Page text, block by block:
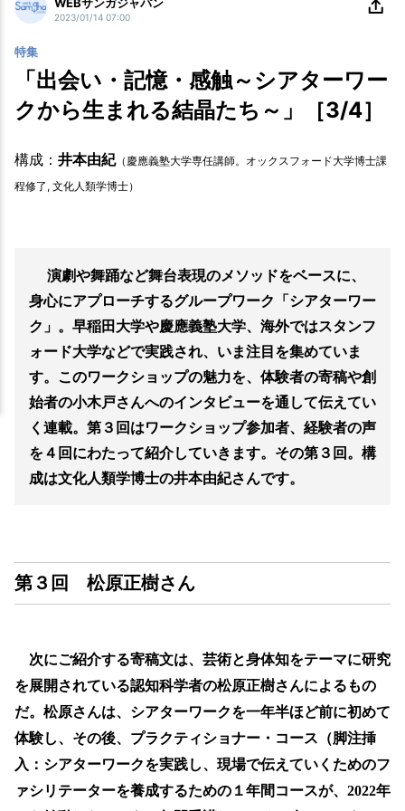
WEBサンガジャパン
2023/01/14 07:00
特集
「出会い・記憶・感触～シアターワー
クから生まれる結晶たち～」［3/4］
構成： 井本由紀（慶應義塾大学専任講師。オックスフォード大学博士課
程修了, 文化人類学博士）
演劇や舞踊など舞台表現のメソッドをベースに、
身心にアプローチするグループワーク「シアターワー
ク」。早稲田大学や慶應義塾大学、海外ではスタンフ
ォード大学などで実践され、いま注目を集めていま
す。このワークショップの魅力を、体験者の寄稿や創
始者の小木戸さんへのインタビューを通して伝えてい
く連載。第３回はワークショップ参加者、経験者の声
を４回にわたって紹介していきます。その第３回。構
成は文化人類学博士の井本由紀さんです。
第３回 松原正樹さん
次にご紹介する寄稿文は、芸術と身体知をテーマに研究
を展開されている認知科学者の松原正樹さんによるもの
だ。松原さんは、シアターワークを一年半ほど前に初めて
体験し、その後、プラクティショナー・コース（脚注挿
入：シアターワークを実践し、現場で伝えていくためのフ
ァシリテーターを養成するための１年間コースが、2022年